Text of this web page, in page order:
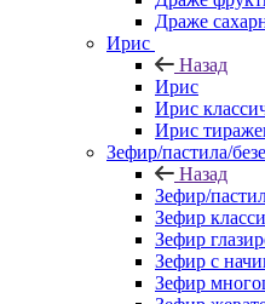
Драже
Ирис
Назад
Ирис
Ирис
Ирис
Зефир/пастила/безе
Назад
Зефир/
Зефир
Зефир
Зефир с
Зефир